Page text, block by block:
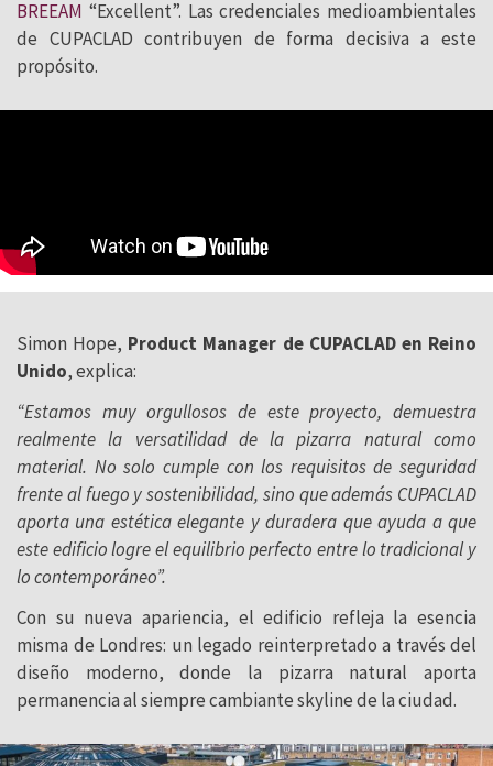
BREEAM “Excellent”. Las credenciales medioambientales
de CUPACLAD contribuyen de forma decisiva a este
propósito.
Simon Hope, Product Manager de CUPACLAD en Reino
Unido, explica:
“Estamos muy orgullosos de este proyecto, demuestra
realmente la versatilidad de la pizarra natural como
material. No solo cumple con los requisitos de seguridad
frente al fuego y sostenibilidad, sino que además CUPACLAD
aporta una estética elegante y duradera que ayuda a que
este edificio logre el equilibrio perfecto entre lo tradicional y
lo contemporáneo”.
Con su nueva apariencia, el edificio refleja la esencia
misma de Londres: un legado reinterpretado a través del
diseño moderno, donde la pizarra natural aporta
permanencia al siempre cambiante skyline de la ciudad.